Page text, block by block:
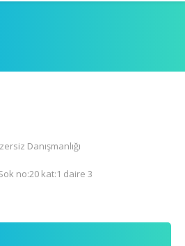
Danışmanlığı
no:20 kat:1 daire 3